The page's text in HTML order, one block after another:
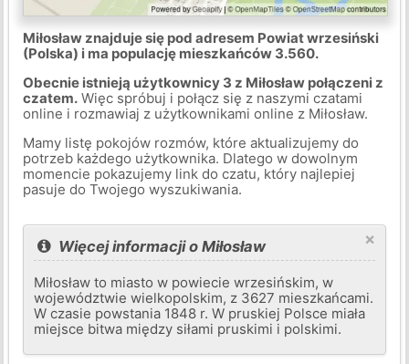
Miłosław znajduje się pod adresem Powiat wrzesiński
(Polska) i ma populację mieszkańców 3.560.
Obecnie istnieją użytkownicy 3 z Miłosław połączeni z
czatem.Więc spróbuj i połącz się z naszymi czatami
online i rozmawiaj z użytkownikami online z Miłosław.
Mamy listę pokojów rozmów, które aktualizujemy do
potrzeb każdego użytkownika. Dlatego w dowolnym
momencie pokazujemy link do czatu, który najlepiej
pasuje do Twojego wyszukiwania.
×
Więcej informacji o Miłosław
Miłosław to miasto w powiecie wrzesińskim, w
województwie wielkopolskim, z 3627 mieszkańcami.
W czasie powstania 1848 r. W pruskiej Polsce miała
miejsce bitwa między siłami pruskimi i polskimi.